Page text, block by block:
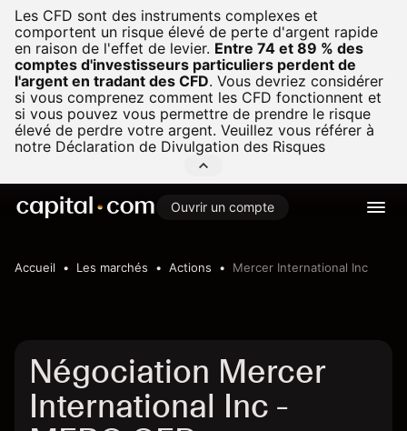
Les CFD sont des instruments complexes et
comportent un risque élevé de perte d'argent rapide
en raison de l'effet de levier. Entre 74 et 89 % des
comptes d'investisseurs particuliers perdent de
l'argent en tradant des CFD. Vous devriez considérer
si vous comprenez comment les CFD fonctionnent et
si vous pouvez vous permettre de prendre le risque
élevé de perdre votre argent. Veuillez vous référer à
notre Déclaration de Divulgation des Risques
Ouvrir un compte
Accueil Les marchés Actions Mercer International Inc
Négociation Mercer
International Inc -